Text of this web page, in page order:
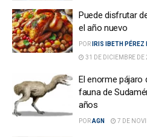
Puede disfrutar
el año nuevo
POR
IRIS IBETH PÉREZ
31 DE DICIEMBRE DE
El enorme pájaro
fauna de
años
PORAGN 7 DE